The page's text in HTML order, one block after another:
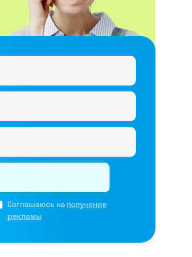
Соглашаюсь на получение
рекламы